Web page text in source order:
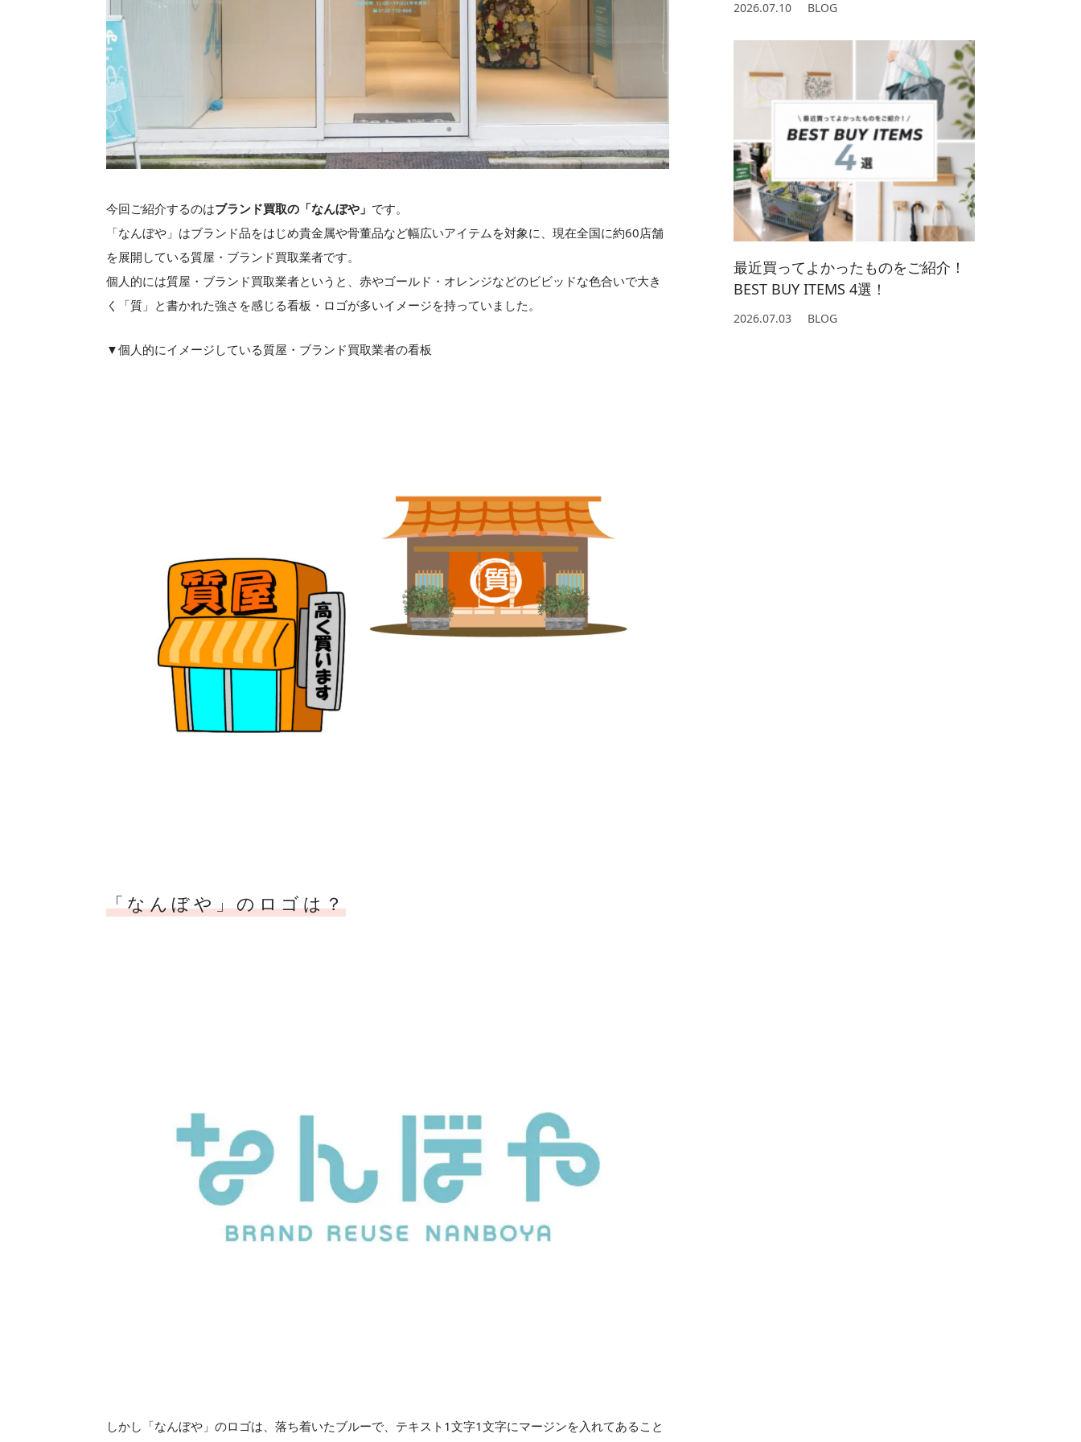
今回ご紹介するのはブランド買取の「なんぼや」 です。
「なんぼや」はブランド品をはじめ貴金属や骨董品など幅広いアイテムを対象に、現在全国に約60店舗
を展開している質屋・ブランド買取業者です。
個人的には質屋・ブランド買取業者というと、赤やゴールド・オレンジなどのビビッドな色合いで大き
く「質」と書かれた強さを感じる看板・ロゴが多いイメージを持っていました。
▼個人的にイメージしている質屋・ブランド買取業者の看板
「なんぼや」のロゴは？
しかし「なんぼや」のロゴは、落ち着いたブルーで、テキスト1文字1文字にマージンを入れてあること
2026.07.10 BLOG
最近買ってよかったものをご紹介！
BEST BUY ITEMS 4選！
2026.07.03 BLOG